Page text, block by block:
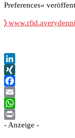
Preferences«
〉
LinkedIn
XING
Facebook
Email
WhatsApp
Print
- Anzeige -